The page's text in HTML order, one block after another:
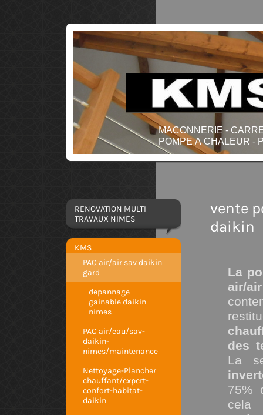
MACONNERIE -
POMPE A CHALEUR -
RENOVATION MULTI
TRAVAUX NIMES
KMS
PAC air/air sav daikin
gard
depannage
gainable daikin
nimes
PAC air/eau/sav-
daikin-
nimes/maintenance
Nettoyage-Plancher
chauffant/expert-
confort-habitat-
daikin
vente
daikin
La
air/air
des
La
75%
cela